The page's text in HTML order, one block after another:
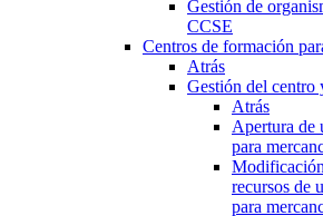
Gestión de
CCSE
Centros de formación
Atrás
Gestión del centro
Atrás
Apertura de
para
recursos de
para